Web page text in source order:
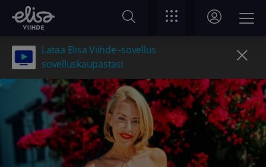
Lataa Elisa Viihde -sovellus
sovelluskaupastasi